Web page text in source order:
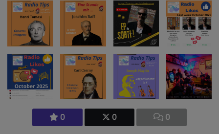
0 0 0